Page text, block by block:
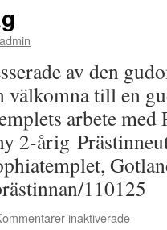
admin
av den
välkomna till en
arbete med
2-årig
110125
inaktiveradeför